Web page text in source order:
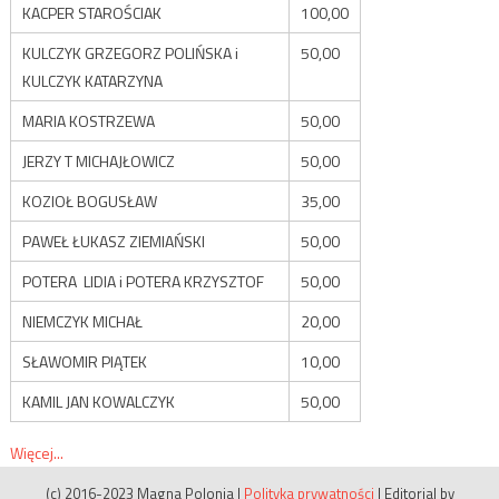
KACPER STAROŚCIAK
100,00
KULCZYK GRZEGORZ POLIŃSKA i
KULCZYK KATARZYNA
50,00
MARIA KOSTRZEWA
50,00
JERZY T MICHAJŁOWICZ
50,00
KOZIOŁ BOGUSŁAW
35,00
PAWEŁ ŁUKASZ ZIEMIAŃSKI
50,00
POTERA LIDIA i POTERA KRZYSZTOF
50,00
NIEMCZYK MICHAŁ
20,00
SŁAWOMIR PIĄTEK
10,00
KAMIL JAN KOWALCZYK
50,00
Więcej...
(c) 2016-2023 Magna Polonia | Polityka prywatności | Editorial by